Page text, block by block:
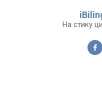
На стику